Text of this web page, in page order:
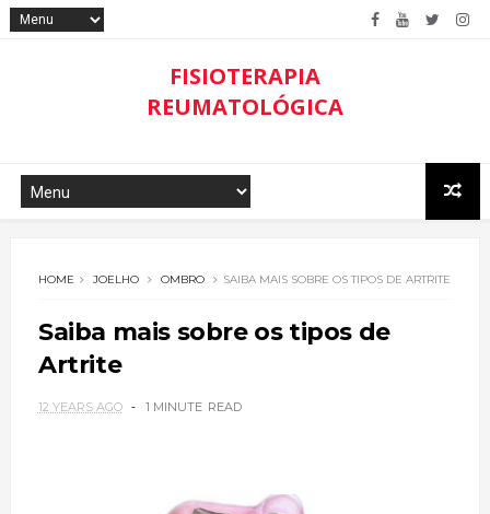
FISIOTERAPIA
REUMATOLÓGICA
HOME JOELHO OMBRO SAIBA MAIS SOBRE OS TIPOS DE ARTRITE
Saiba mais sobre os tipos de
Artrite
12 YEARS AGO 1 MINUTE READ